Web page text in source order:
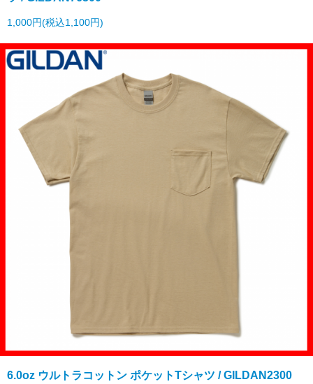
1,000円(税込1,100円)
6.0oz ウルトラコットン ポケットTシャツ / GILDAN2300